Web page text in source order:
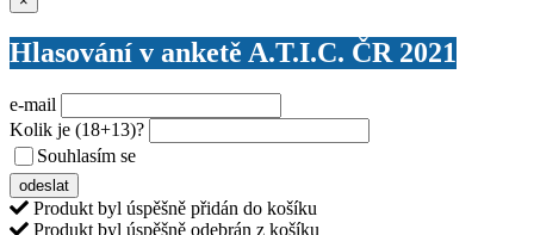
Hlasování v anketě A.T.I.C. ČR 2021
e-mail
Kolik je (18+13)?
Souhlasím se
odeslat
Produkt byl úspěšně přidán do košíku
Produkt byl úspěšně odebrán z košíku